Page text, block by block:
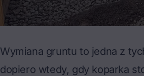
Wymiana gruntu to jedna z
dopiero wtedy, gdy koparka